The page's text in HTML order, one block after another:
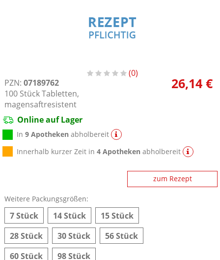
0
PZN: 07189762
100 Stück Tabletten,
magensaftresistent
26,14 €
Online auf Lager
In9 Apotheken abholbereit
Innerhalb kurzer Zeit in4 Apotheken abholbereit
zum Rezept
Weitere Packungsgrößen:
7 Stück 14 Stück
15 Stück
28 Stück
30 Stück
56 Stück
60 Stück
98 Stück